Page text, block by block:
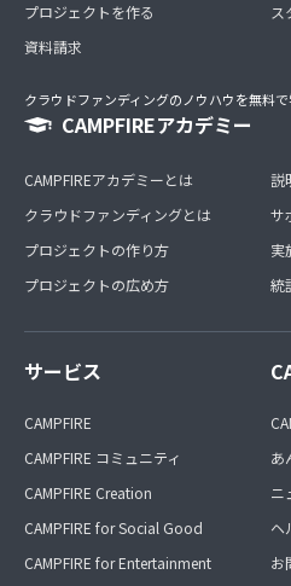
プロジェクトを作る
資料請求
ス
クラウドファンディングのノウハウを無料で
CAMPFIREアカデミー
CAMPFIREアカデミーとは
クラウドファンディングとは
プロジェクトの作り方
プロジェクトの広め方
説
サ
実
統
サービス
CAMPFIRE
CAMPFIRE コミュニティ
CAMPFIRE Creation
CAMPFIRE for Social Good
CAMPFIRE for Entertainment
あ
ニ
ヘ
お